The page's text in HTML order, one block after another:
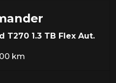
T270 1.3 TB Flex Aut.
km